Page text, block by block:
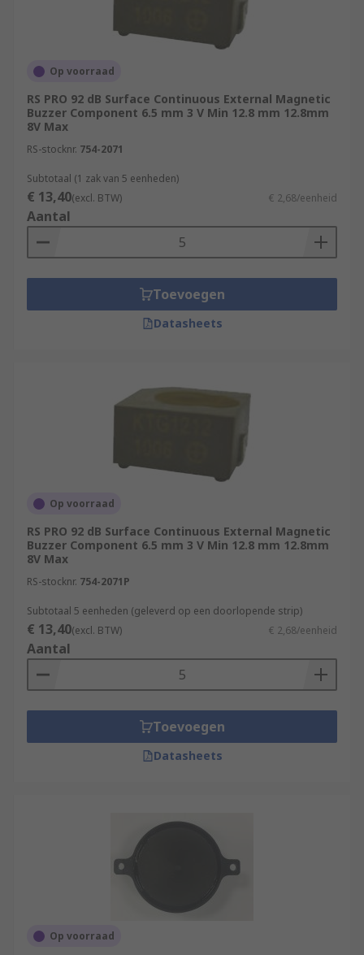
Op voorraad
RS PRO 92 dB Surface Continuous External Magnetic
Buzzer Component 6.5 mm 3 V Min 12.8 mm 12.8mm
8V Max
RS-stocknr. 754-2071
Subtotaal (1 zak van 5 eenheden)
€ 13,40(excl. BTW) € 2,68/eenheid
Aantal
Toevoegen
Datasheets
Op voorraad
RS PRO 92 dB Surface Continuous External Magnetic
Buzzer Component 6.5 mm 3 V Min 12.8 mm 12.8mm
8V Max
RS-stocknr. 754-2071P
Subtotaal 5 eenheden (geleverd op een doorlopende strip)
€ 13,40(excl. BTW) € 2,68/eenheid
Aantal
Toevoegen
Datasheets
Op voorraad